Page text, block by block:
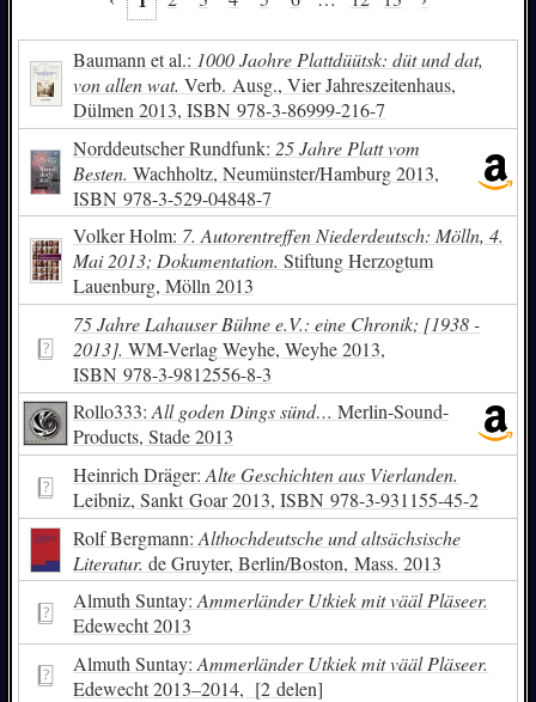
Baumann et al.: 1000 Jaohre Plattdüütsk: düt und dat,
von allen wat. Verb. Ausg., Vier Jahreszeitenhaus,
Dülmen 2013,ISBN978-3-86999-216-7
Norddeutscher Rundfunk: 25 Jahre Platt vom
Besten. Wachholtz, Neumünster/Hamburg 2013,
ISBN978-3-529-04848-7
Volker Holm: 7. Autorentreffen Niederdeutsch: Mölln, 4.
Mai 2013; Dokumentation. Stiftung Herzogtum
Lauenburg, Mölln 2013
75 Jahre Lahauser Bühne e.V.: eine Chronik; [1938 -
2013]. WM-Verlag Weyhe, Weyhe 2013,
ISBN978-3-9812556-8-3
Rollo333: All goden Dings sünd… Merlin-Sound-
Products, Stade 2013
Heinrich Dräger: Alte Geschichten aus Vierlanden.
Leibniz, Sankt Goar 2013,ISBN978-3-931155-45-2
Rolf Bergmann: Althochdeutsche und altsächsische
Literatur. de Gruyter, Berlin/Boston, Mass. 2013
Almuth Suntay: Ammerländer Utkiek mit vääl Pläseer.
Edewecht 2013
Almuth Suntay: Ammerländer Utkiek mit vääl Pläseer.
Edewecht 2013–2014, [2 delen]